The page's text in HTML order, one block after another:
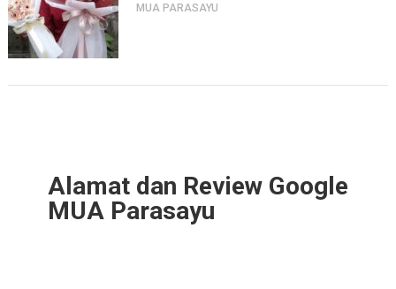
MUA PARASAYU
Alamat dan Review Google
MUA Parasayu